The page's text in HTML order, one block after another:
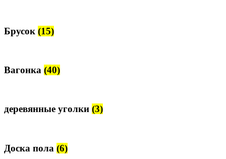
Брусок (15)
Вагонка (40)
деревянные уголки (3)
Доска пола (6)